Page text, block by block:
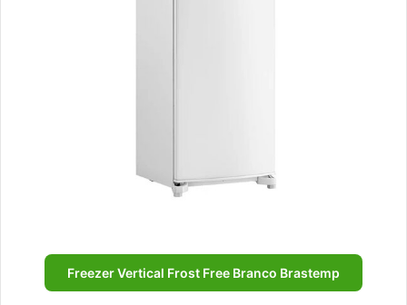
Freezer Vertical Frost Free Branco Brastemp